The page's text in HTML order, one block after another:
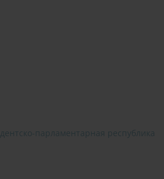
парламентарная реcпублика